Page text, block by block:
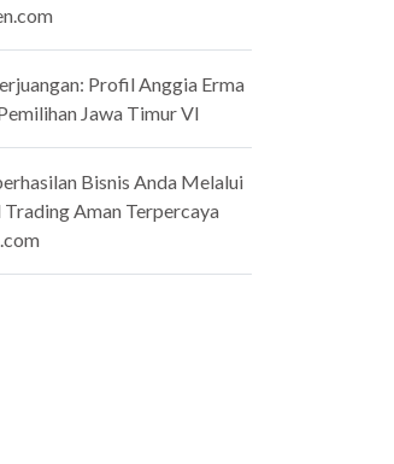
Profil Anggia Erma
Jawa Timur VI
Bisnis Anda Melalui
Trading Aman Terpercaya